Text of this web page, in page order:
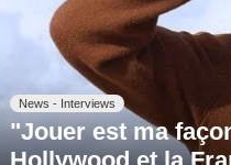
News - Interviews
"Jouer est ma